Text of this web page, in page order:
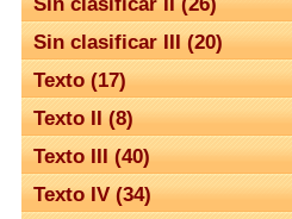
Sin clasificar III (20)
Texto (17)
Texto II (8)
Texto III (40)
Texto IV (34)